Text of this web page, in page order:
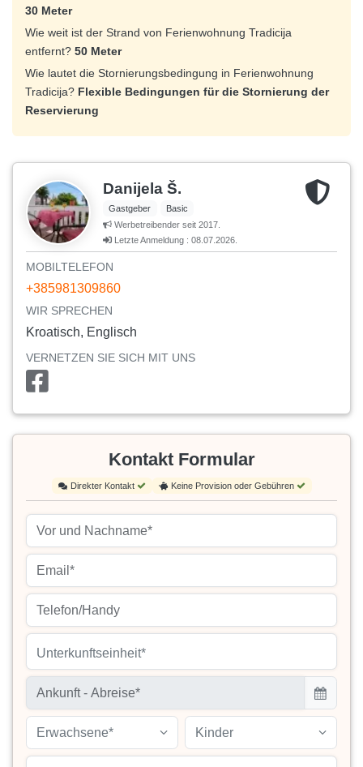
30 Meter
Wie weit ist der Strand von Ferienwohnung Tradicija
entfernt? 50 Meter
Wie lautet die Stornierungsbedingung in Ferienwohnung
Tradicija? Flexible Bedingungen für die Stornierung der
Reservierung
Danijela Š.
Gastgeber
Basic
Werbetreibender seit 2017.
Letzte Anmeldung : 08.07.2026.
MOBILTELEFON
+385981309860
WIR SPRECHEN
Kroatisch, Englisch
VERNETZEN SIE SICH MIT UNS
Kontakt Formular
Direkter Kontakt Keine Provision oder Gebühren
Unterkunftseinheit*
Erwachsene* Kinder